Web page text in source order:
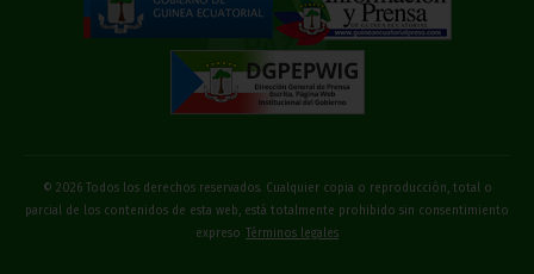
© 2026 Todos los derechos reservados. Cualquier copia o reproducción, total o
parcial de los contenidos de esta web, está totalmente prohibido sin consentimiento
expreso
Términos legales